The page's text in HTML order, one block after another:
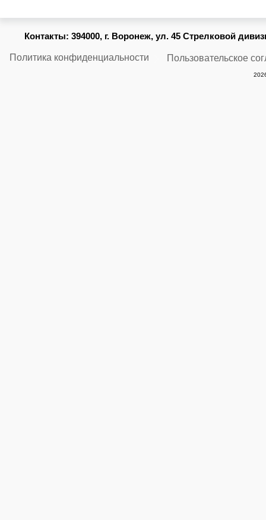
Контакты: 394000, г. Воронеж, ул. 45 Стрелковой
Политика конфиденциальности Пользовательское